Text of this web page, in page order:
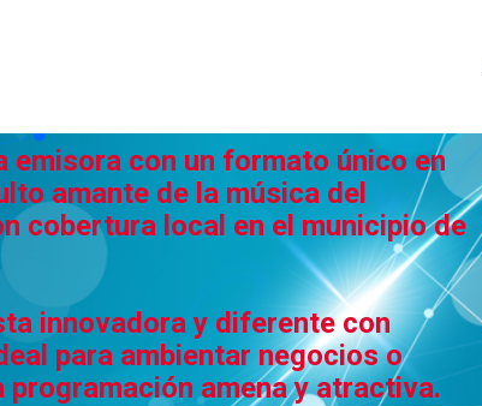
emisora con un formato único en
amante de la música del
cobertura local en el municipio de
innovadora y diferente con
para ambientar negocios o
amena y atractiva.